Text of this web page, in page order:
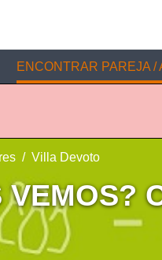
ENCONTRAR PAREJA /
Villa Devoto
VEMOS?